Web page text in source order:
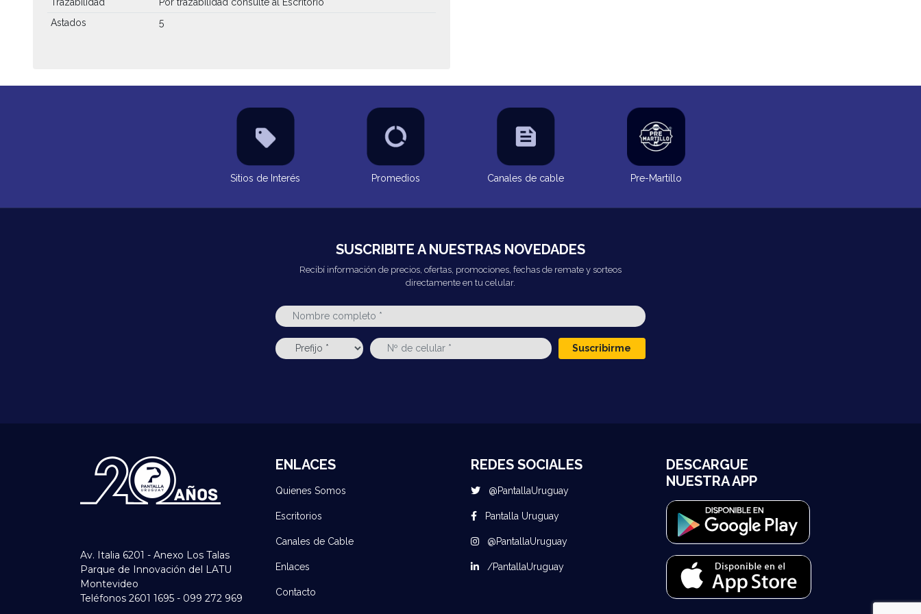
Astados
5
Sitios de Interés Promedios Canales de cable Pre-Martillo
SUSCRIBITE A NUESTRAS NOVEDADES
Recibí información de precios, ofertas, promociones, fechas de remate y sorteos
directamente en tu celular.
Suscribirme
Av. Italia 6201 - Anexo Los Talas
Parque de Innovación del LATU
Montevideo
Teléfonos 2601 1695 - 099 272 969
ENLACES
Quienes Somos
Escritorios
Canales de Cable
Enlaces
Contacto
REDES SOCIALES
@PantallaUruguay
Pantalla Uruguay
@PantallaUruguay
/PantallaUruguay
DESCARGUE
NUESTRA APP